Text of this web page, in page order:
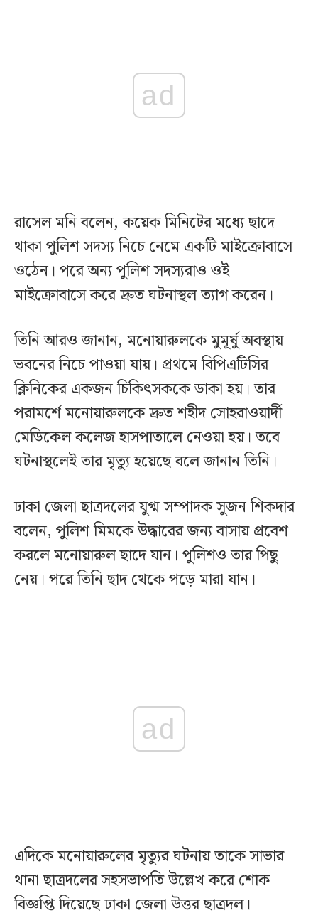
ad
রাসেল মনি বলেন, কয়েক মিনিটের মধ্যে ছাদে
থাকা পুলিশ সদস্য নিচে নেমে একটি মাইক্রোবাসে
ওঠেন। পরে অন্য পুলিশ সদস্যরাও ওই
মাইক্রোবাসে করে দ্রুত ঘটনাস্থল ত্যাগ করেন।
তিনি আরও জানান, মনোয়ারুলকে মুমূর্ষু অবস্থায়
ভবনের নিচে পাওয়া যায়। প্রথমে বিপিএটিসির
ক্লিনিকের একজন চিকিৎসককে ডাকা হয়। তার
পরামর্শে মনোয়ারুলকে দ্রুত শহীদ সোহরাওয়ার্দী
মেডিকেল কলেজ হাসপাতালে নেওয়া হয়। তবে
ঘটনাস্থলেই তার মৃত্যু হয়েছে বলে জানান তিনি।
ঢাকা জেলা ছাত্রদলের যুগ্ম সম্পাদক সুজন শিকদার
বলেন, পুলিশ মিমকে উদ্ধারের জন্য বাসায় প্রবেশ
করলে মনোয়ারুল ছাদে যান। পুলিশও তার পিছু
নেয়। পরে তিনি ছাদ থেকে পড়ে মারা যান।
ad
এদিকে মনোয়ারুলের মৃত্যুর ঘটনায় তাকে সাভার
থানা ছাত্রদলের সহসভাপতি উল্লেখ করে শোক
বিজ্ঞপ্তি দিয়েছে ঢাকা জেলা উত্তর ছাত্রদল।